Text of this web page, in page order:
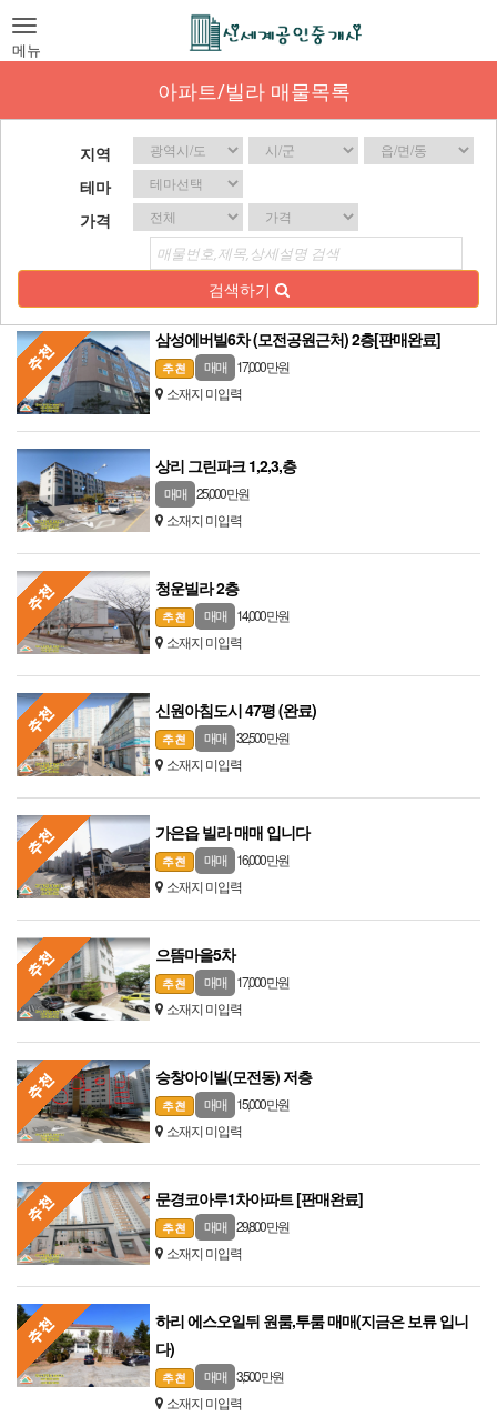
Toggle
navigation
메뉴
아파트/빌라 매물목록
지역
테마
가격
검색하기
삼성에버빌6차 (모전공원근처) 2층[판매완료]
매매
17,000 만원
소재지 미입력
상리 그린파크 1,2,3,층
매매
25,000 만원
소재지 미입력
청운빌라 2층
매매
14,000 만원
소재지 미입력
신원아침도시 47평 (완료)
매매
32,500 만원
소재지 미입력
가은읍 빌라 매매 입니다
매매
16,000 만원
소재지 미입력
으뜸마을5차
매매
17,000 만원
소재지 미입력
승창아이빌(모전동) 저층
매매
15,000 만원
소재지 미입력
문경코아루1차아파트 [판매완료]
매매
29,800 만원
소재지 미입력
하리 에스오일뒤 원룸,투룸 매매(지금은 보류 입니
다)
매매
3,500 만원
소재지 미입력